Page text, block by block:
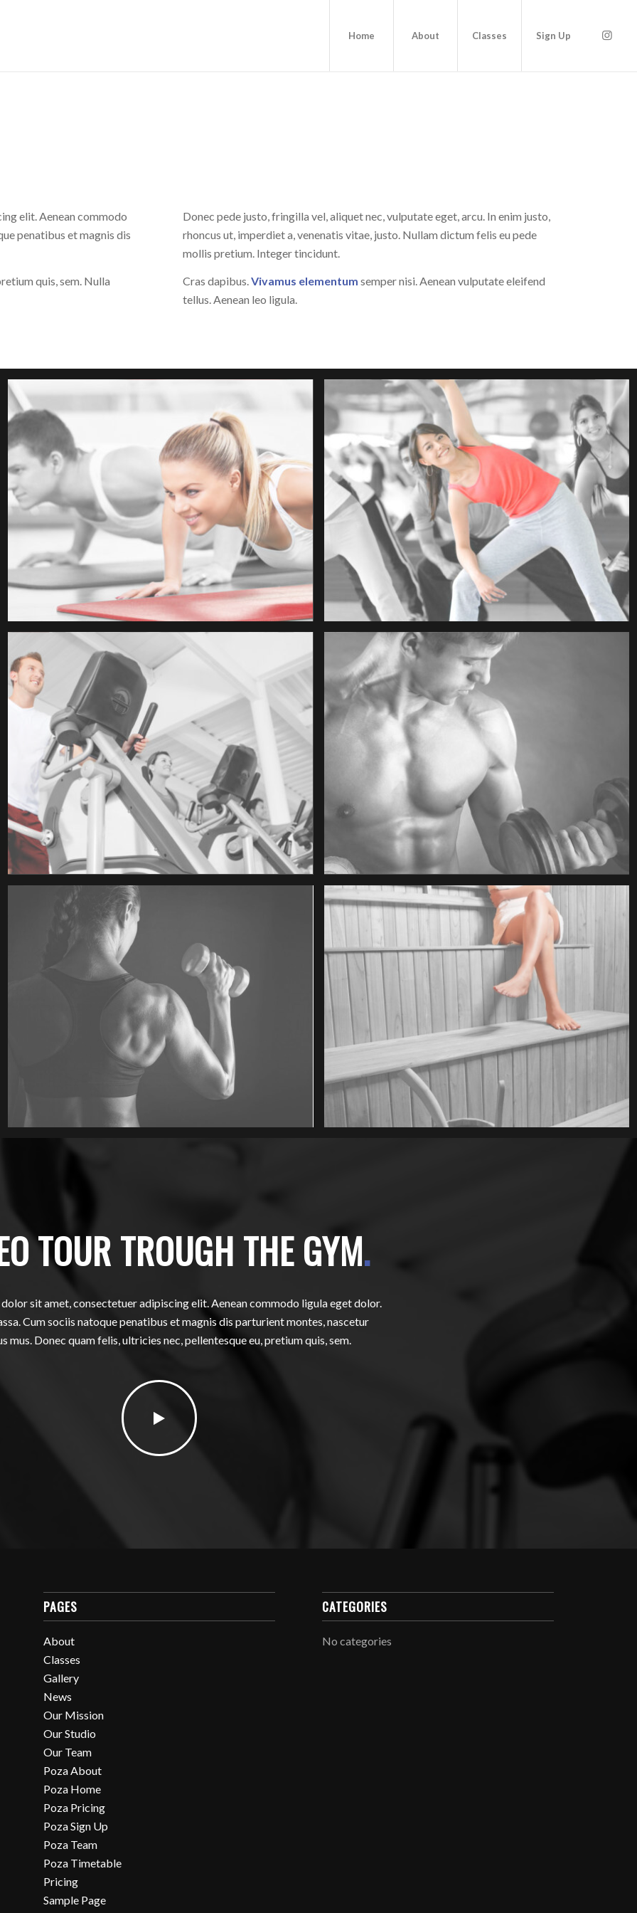
Home About Classes Sign Up
elit. Aenean commodo
penatibus et magnis dis
quis, sem. Nulla
Donec pede justo, fringilla vel, aliquet nec, vulputate eget, arcu. In enim justo,
rhoncus ut, imperdiet a, venenatis vitae, justo. Nullam dictum felis eu pede
mollis pretium. Integer tincidunt.
Cras dapibus.Vivamus elementum semper nisi. Aenean vulputate eleifend
tellus. Aenean leo ligula.
TOUR TROUGH THE GYM.
sit amet, consectetuer adipiscing elit. Aenean commodo ligula eget dolor.
Cum sociis natoque penatibus et magnis dis parturient montes, nascetur
mus. Donec quam felis, ultricies nec, pellentesque eu, pretium quis, sem.
PAGES
About
Classes
Gallery
News
Our Mission
Our Studio
Our Team
Poza About
Poza Home
Poza Pricing
Poza Sign Up
Poza Team
Poza Timetable
Pricing
Sample Page
CATEGORIES
No categories